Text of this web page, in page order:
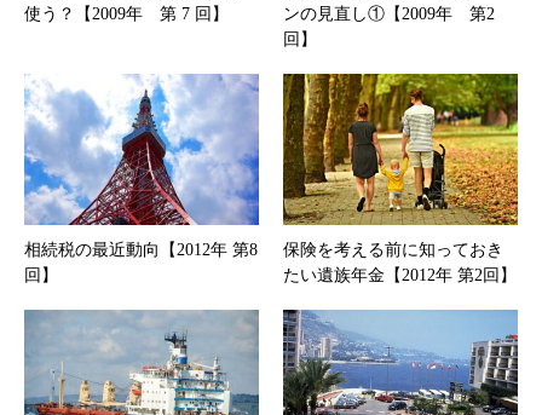
使う？【2009年 第 7 回】
ンの見直し①【2009年 第2
回】
相続税の最近動向【2012年 第8
回】
保険を考える前に知っておき
たい遺族年金【2012年 第2回】